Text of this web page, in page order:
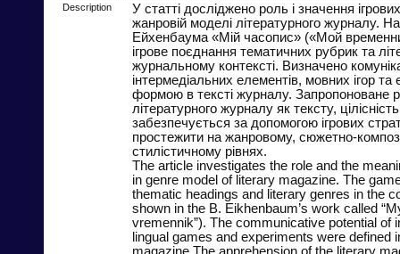
Description
У статті досліджено роль і значення
жанровій моделі літературного журналу.
Ейхенбаума «Мій часопис» («Мой
ігрове поєднання тематичних рубрик та
журнальному контексті. Визначено
інтермедіальних елементів, мовних ігор та
формою в тексті журналу. Запропоноване
літературного журналу як тексту,
забезпечується за допомогою ігрових
простежити на жанровому, сюжетно-
стилістичному рівнях.
The article investigates the role and the
in genre model of literary magazine. The
thematic headings and literary genres in the
shown in the B. Eikhenbaum’s work called
vremennik”). The communicative potential of
lingual games and experiments were defined
magazine.The apprehension of the literary